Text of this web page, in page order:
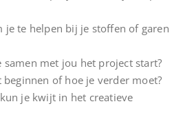
je te helpen bij je stoffen of garen
met jou het project start?
of hoe je verder moet?
je kwijt in het creatieve